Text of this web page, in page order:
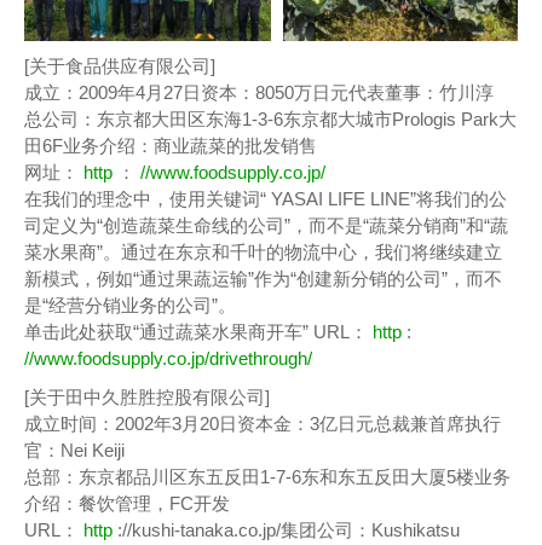
[关于食品供应有限公司]
成立：2009年4月27日资本：8050万日元代表董事：竹川淳
总公司：东京都大田区东海1-3-6东京都大城市Prologis Park大
田6F业务介绍：商业蔬菜的批发销售
网址： http ： //www.foodsupply.co.jp/
在我们的理念中，使用关键词“ YASAI LIFE LINE”将我们的公
司定义为“创造蔬菜生命线的公司”，而不是“蔬菜分销商”和“蔬
菜水果商”。通过在东京和千叶的物流中心，我们将继续建立
新模式，例如“通过果蔬运输”作为“创建新分销的公司”，而不
是“经营分销业务的公司”。
单击此处获取“通过蔬菜水果商开车” URL： http :
//www.foodsupply.co.jp/drivethrough/
[关于田中久胜胜控股有限公司]
成立时间：2002年3月20日资本金：3亿日元总裁兼首席执行
官：Nei Keiji
总部：东京都品川区东五反田1-7-6东和东五反田大厦5楼业务
介绍：餐饮管理，FC开发
URL： http ://kushi-tanaka.co.jp/集团公司：Kushikatsu